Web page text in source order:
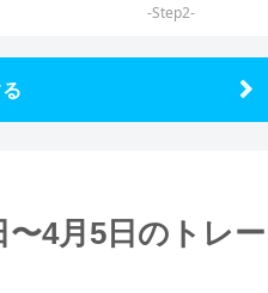
-Step2-
4月5日のトレ